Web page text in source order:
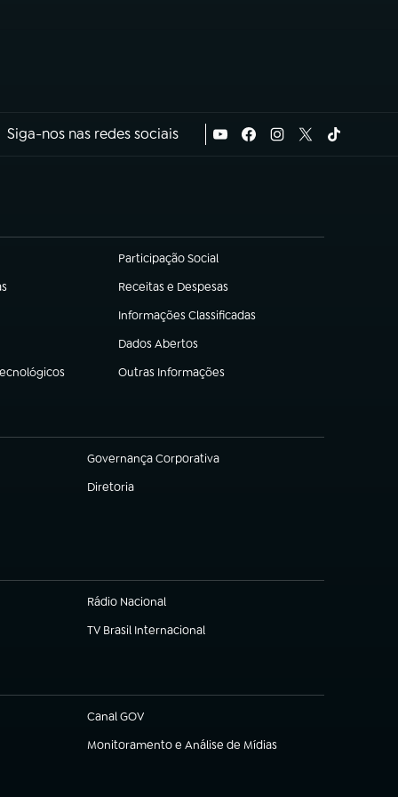
Siga-nos nas redes sociais
Participação Social
(abre em nova aba)
Receitas e Despesas
(abre em nova aba)
Informações Classificadas
(abre em nova aba)
Dados Abertos
(abre em nova aba)
Outras Informações
(abre em nova aba)
Governança Corporativa
(abre em nova aba)
Diretoria
(abre em nova aba)
Rádio Nacional
TV Brasil Internacional
(abre em nova aba)
Canal GOV
(abre em nova aba)
Monitoramento e Análise de Mídias
(abre em nova aba)